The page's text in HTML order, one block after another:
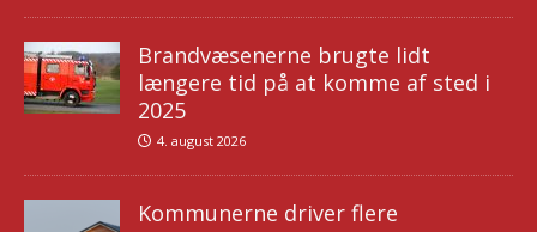
Brandvæsenerne brugte lidt
længere tid på at komme af sted i
2025
4. august 2026
Kommunerne driver flere